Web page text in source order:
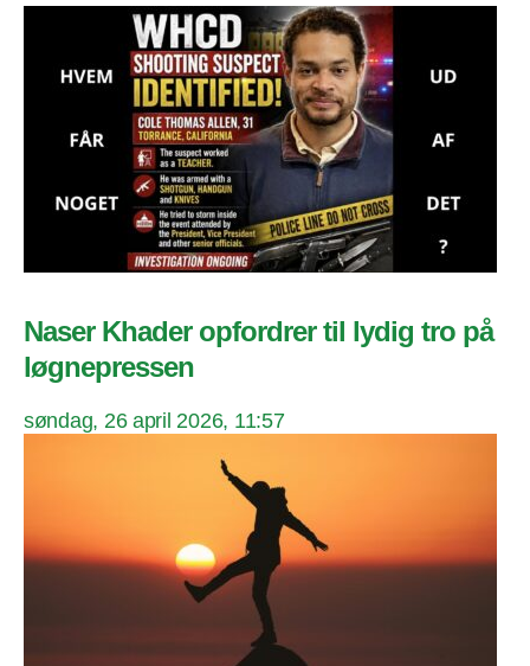
Naser Khader opfordrer til lydig tro på
løgnepressen
søndag, 26 april 2026, 11:57